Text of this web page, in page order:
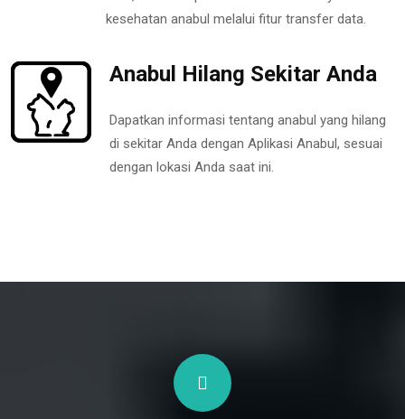
kesehatan anabul melalui fitur transfer data.
Anabul Hilang Sekitar Anda
Dapatkan informasi tentang anabul yang hilang
di sekitar Anda dengan Aplikasi Anabul, sesuai
dengan lokasi Anda saat ini.